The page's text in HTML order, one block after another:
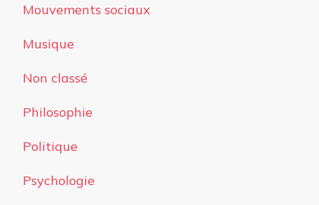
Mouvements sociaux
Musique
Non classé
Philosophie
Politique
Psychologie